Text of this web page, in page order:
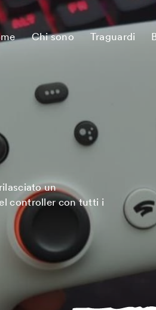
Chi sono Traguardi
un
controller con tutti i